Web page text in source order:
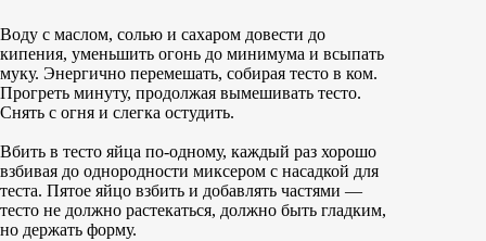
Воду с маслом, солью и сахаром довести до
кипения, уменьшить огонь до минимума и всыпать
муку. Энергично перемешать, собирая тесто в ком.
Прогреть минуту, продолжая вымешивать тесто.
Снять с огня и слегка остудить.
Вбить в тесто яйца по-одному, каждый раз хорошо
взбивая до однородности миксером с насадкой для
теста. Пятое яйцо взбить и добавлять частями —
тесто не должно растекаться, должно быть гладким,
но держать форму.